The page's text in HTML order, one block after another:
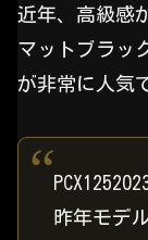
近年、高級感
マットブラッ
が非常に人気
昨年モデ